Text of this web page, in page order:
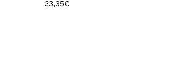
33,35€